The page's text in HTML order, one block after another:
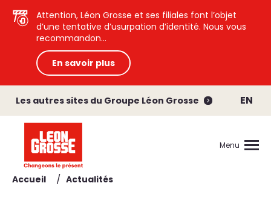
Attention, Léon Grosse et ses filiales font l’objet
d’une tentative d’usurpation d’identité. Nous vous
recommandon...
En savoir plus
Les autres sites du Groupe Léon Grosse EN
Menu
Accueil / Actualités